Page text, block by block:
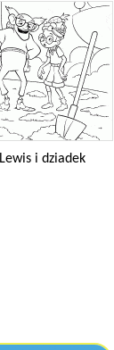
Lewis i dziadek